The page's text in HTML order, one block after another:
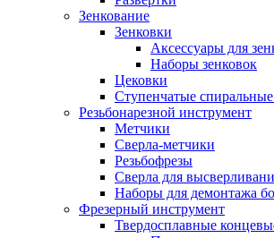
Зенкование
Зенковки
Аксессуары для
Наборы зенковок
Цековки
Ступенчатые спиральные
Резьбонарезной инструмент
Метчики
Сверла-метчики
Резьбофрезы
Сверла для
Наборы для демонтажа
Фрезерный инструмент
Твердосплавные